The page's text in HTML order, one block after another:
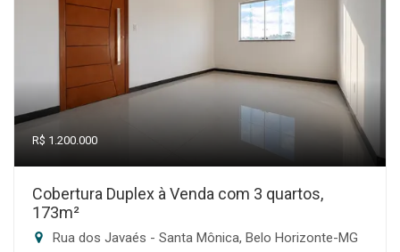
R$ 1.200.000
Cobertura Duplex à Venda com 3 quartos,
173m²
Rua dos Javaés - Santa Mônica, Belo Horizonte-MG